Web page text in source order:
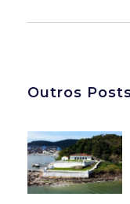
Outros